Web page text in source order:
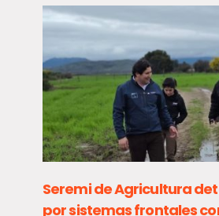
Seremi de Agricultura
por sistemas frontales